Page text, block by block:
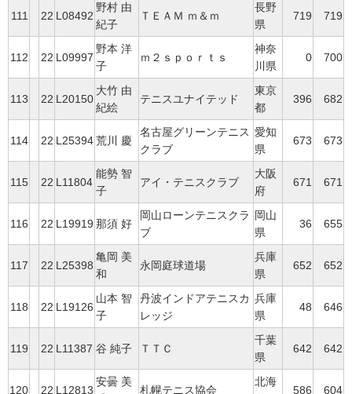
111 22 L08492
野村 由
紀子
ＴＥＡＭ ｍ＆ｍ
長野
県
719 719
112 22 L09997
野本 洋
子
ｍ２ｓｐｏｒｔｓ
神奈
川県
0 700
113 22 L20150
大竹 由
紀絵
テニスユナイテッド
東京
都
396 682
114 22 L25394荒川 慶
名古屋グリーンテニス
クラブ
愛知
県
673 673
115 22 L11804
能勢 智
子
アイ・テニスクラブ
大阪
府
671 671
116 22 L19919 那須 好
岡山ローンテニスクラ
ブ
岡山
県
36 655
117 22 L25398
亀岡 美
和
永岡庭球道場
兵庫
県
652 652
118 22 L19126
山本 智
子
丹波インドアテニスカ
レッジ
兵庫
県
48 646
119 22 L11387 谷 純子 ＴＴＣ
千葉
県
642 642
120 22 L12813
安曇 美
札幌テニス協会
北海
586 604